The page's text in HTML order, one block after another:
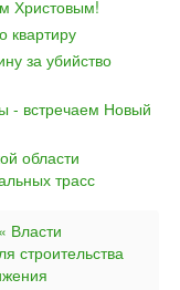
Христовым!
квартиру
за убийство
- встречаем Новый
области
трасс
« Власти
строительства